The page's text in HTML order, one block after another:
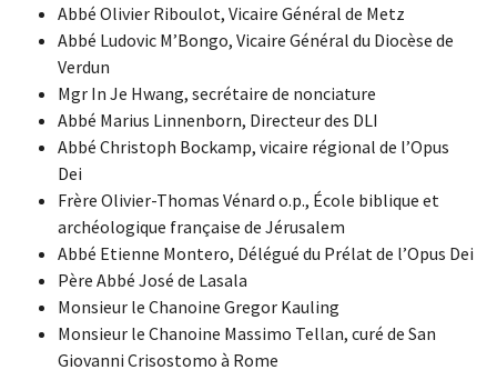
Abbé Olivier Riboulot, Vicaire Général de Metz
Abbé Ludovic M’Bongo, Vicaire Général du Diocèse de
Verdun
Mgr In Je Hwang, secrétaire de nonciature
Abbé Marius Linnenborn, Directeur des DLI
Abbé Christoph Bockamp, vicaire régional de l’Opus
Dei
Frère Olivier-Thomas Vénard o.p., École biblique et
archéologique française de Jérusalem
Abbé Etienne Montero, Délégué du Prélat de l’Opus Dei
Père Abbé José de Lasala
Monsieur le Chanoine Gregor Kauling
Monsieur le Chanoine Massimo Tellan, curé de San
Giovanni Crisostomo à Rome